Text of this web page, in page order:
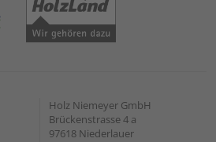
Holz Niemeyer GmbH
Brückenstrasse 4 a
97618 Niederlauer